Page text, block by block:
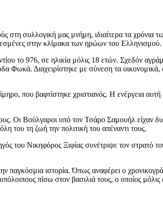
στη συλλογική μας μνήμη, ιδιαίτερα τα
στην κλίμακα των ηρώων του Ελληνισμού.
το 976, σε ηλικία μόλις 18 ετών. Σχεδόν
Φωκά. Διαχειρίστηκε με σύνεση τα
που βαφτίστηκε χριστιανός. Η ενέργεια αυτή
Οι Βούλγαροι υπό τον Τσάρο Σαμουήλ είχαν
του τη ζωή την πολιτική του απέναντι τους.
του Νικηφόρος Ξιφίας συνέτριψε τον στρατό
παγκόσμια ιστορία. Όπως αναφέρει ο
πίσω στον βασιλιά τους, ο οποίος μόλις